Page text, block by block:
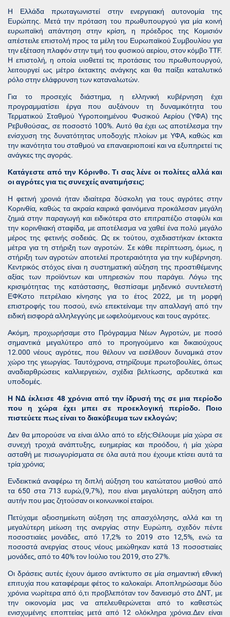
Η Ελλάδα πρωταγωνιστεί στην ενεργειακή αυτονομία της
Ευρώπης. Μετά την πρόταση του πρωθυπουργού για μία κοινή
ευρωπαϊκή απάντηση στην κρίση, η πρόεδρος της Κομισιόν
απέστειλε επιστολή προς τα μέλη του Ευρωπαϊκού Συμβουλίου για
την εξέταση πλαφόν στην τιμή του φυσικού αερίου, στον κόμβο TTF.
Η επιστολή, η οποία υιοθετεί τις προτάσεις του πρωθυπουργού,
λειτουργεί ως μέτρο έκτακτης ανάγκης και θα παίξει καταλυτικό
ρόλο στην ελάφρυνση των καταναλωτών.
Για το προσεχές διάστημα, η ελληνική κυβέρνηση έχει
προγραμματίσει έργα που αυξάνουν τη δυναμικότητα του
Τερματικού Σταθμού Υγροποιημένου Φυσικού Αερίου (ΥΦΑ) της
Ρεβυθούσας, σε ποσοστό 100%. Αυτό θα έχει ως αποτέλεσμα την
ενίσχυση της δυνατότητας υποδοχής πλοίων με ΥΦΑ, καθώς και
την ικανότητα του σταθμού να επαναεριοποιεί και να εξυπηρετεί τις
ανάγκες της αγοράς.
Κατάγεστε από την Κόρινθο. Τι σας λένε οι πολίτες αλλά και
οι αγρότες για τις συνεχείς ανατιμήσεις;
Η φετινή χρονιά ήταν ιδιαίτερα δύσκολη για τους αγρότες στην
Κορινθία, καθώς τα ακραία καιρικά φαινόμενα προκάλεσαν μεγάλη
ζημιά στην παραγωγή και ειδικότερα στο επιτραπέζιο σταφύλι και
την κορινθιακή σταφίδα, με αποτέλεσμα να χαθεί ένα πολύ μεγάλο
μέρος της φετινής σοδειάς. Ως εκ τούτου, σχεδιαστήκαν έκτακτα
μέτρα για τη στήριξη των αγροτών. Σε κάθε περίπτωση, όμως, η
στήριξη των αγροτών αποτελεί προτεραιότητα για την κυβέρνηση.
Κεντρικός στόχος είναι η συστηματική αύξηση της προστιθέμενης
αξίας των προϊόντων και υπηρεσιών που παράγει. Λόγω της
κρισιμότητας της κατάστασης, θεσπίσαμε μηδενικό συντελεστή
ΕΦΚστο πετρέλαιο κίνησης για το έτος 2022, με τη μορφή
επιστροφής του ποσού, ενώ επεκτείναμε την απαλλαγή από την
ειδική εισφορά αλληλεγγύης με ωφελούμενους και τους αγρότες.
Ακόμη, προχωρήσαμε στο Πρόγραμμα Νέων Αγροτών, με ποσό
σημαντικά μεγαλύτερο από το προηγούμενο και δικαιούχους
12.000 νέους αγρότες, που θέλουν να εισέλθουν δυναμικά στον
χώρο της γεωργίας. Ταυτόχρονα, στηρίζουμε πρωτοβουλίες, όπως
αναδιαρθρώσεις καλλιεργειών, σχέδια βελτίωσης, αρδευτικά και
υποδομές.
Η ΝΔ έκλεισε 48 χρόνια από την ίδρυσή της σε μια περίοδο
που η χώρα έχει μπει σε προεκλογική περίοδο. Ποιο
πιστεύετε πως είναι το διακύβευμα των εκλογών;
Δεν θα μπορούσε να είναι άλλο από το εξής:Θέλουμε μία χώρα σε
συνεχή τροχιά ανάπτυξης, ευημερίας και προόδου, ή μία χώρα
ασταθή με πισωγυρίσματα σε όλα αυτά που έχουμε κτίσει αυτά τα
τρία χρόνια;
Ενδεικτικά αναφέρω τη διπλή αύξηση του κατώτατου μισθού από
τα 650 στα 713 ευρώ,(9,7%), που είναι μεγαλύτερη αύξηση από
αυτήν που μας ζητούσαν οι κοινωνικοί εταίροι.
Πετύχαμε αξιοσημείωτη αύξηση της απασχόλησης, αλλά και τη
μεγαλύτερη μείωση της ανεργίας στην Ευρώπη, σχεδόν πέντε
ποσοστιαίες μονάδες, από 17,2% το 2019 στο 12,5%, ενώ τα
ποσοστά ανεργίας στους νέους μειώθηκαν κατά 13 ποσοστιαίες
μονάδες, από το 40% τον Ιούλιο του 2019, στο 27%.
Οι δράσεις αυτές έχουν άμεσο αντίκτυπο σε μία σημαντική εθνική
επιτυχία που καταφέραμε φέτος το καλοκαίρι. Αποπληρώσαμε δύο
χρόνια νωρίτερα από ό,τι προβλεπόταν τον δανεισμό στο ΔΝΤ, με
την οικονομία μας να απελευθερώνεται από το καθεστώς
ενισχυμένης εποπτείας μετά από 12 ολόκληρα χρόνια.Δεν είναι